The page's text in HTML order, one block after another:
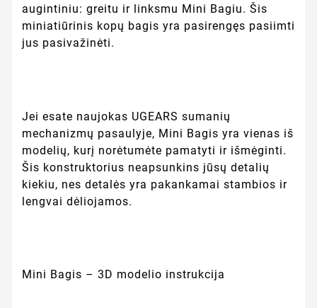
augintiniu: greitu ir linksmu Mini Bagiu. Šis
miniatiūrinis kopų bagis yra pasirengęs pasiimti
jus pasivažinėti.
Jei esate naujokas UGEARS sumanių
mechanizmų pasaulyje, Mini Bagis yra vienas iš
modelių, kurį norėtumėte pamatyti ir išmėginti.
Šis konstruktorius neapsunkins jūsų detalių
kiekiu, nes detalės yra pakankamai stambios ir
lengvai dėliojamos.
Mini Bagis – 3D modelio instrukcija